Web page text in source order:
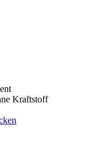
Kraftstoff